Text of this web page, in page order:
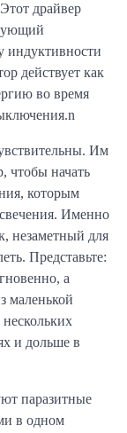
драйвер
индуктивности
действует как
во время
Им
чтобы начать
которым
Именно
незаметный для
Представьте:
а
маленькой
и дольше в
паразитные
в одном